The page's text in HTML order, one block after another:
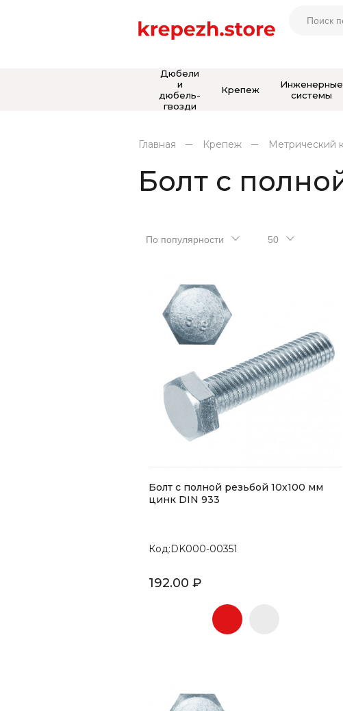
Дюбели
и
дюбель-
гвозди
Крепеж
Инженерные
системы
Главная Крепеж Метрический
Болт с
По популярности 50
Болт с полной резьбой 10х100 мм
цинк DIN 933
Код:DK000-00351
192.00 ₽